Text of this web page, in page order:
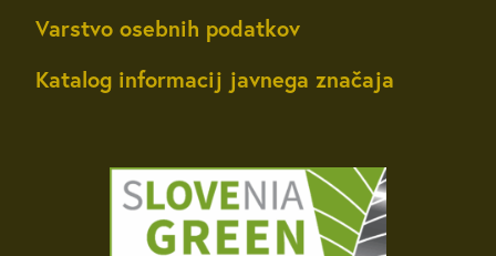
Varstvo osebnih podatkov
Katalog informacij javnega značaja